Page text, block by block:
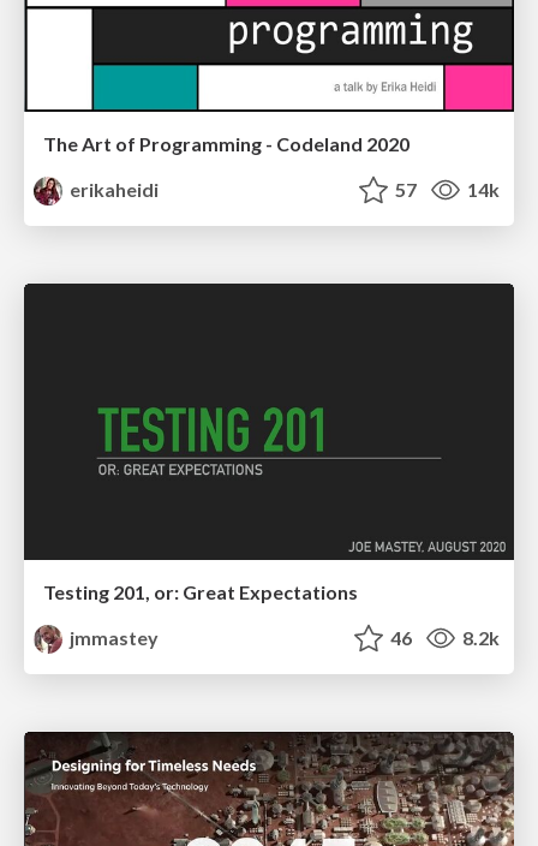
The Art of Programming - Codeland 2020
erikaheidi
57 14k
Testing 201, or: Great Expectations
jmmastey
46 8.2k